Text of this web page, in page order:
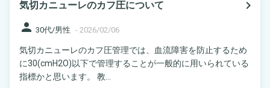
気切カニューレのカフ圧について
navigate_next
person 30代/男性 - 2026/02/06
気切カニューレのカフ圧管理では、血流障害を防止するため
に30(cmH2O)以下で管理することが一般的に用いられている
指標かと思います。 教...